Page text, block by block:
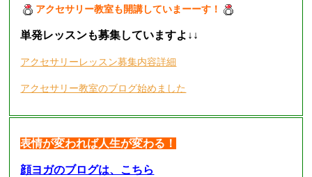
アクセサリー教室も開講していまーーす！
単発レッスンも募集していますよ ↓↓
アクセサリーレッスン募集内容詳細
アクセサリー教室のブログ始めました
表情が変われば人生が変わる！
顔ヨガのブログは、こちら